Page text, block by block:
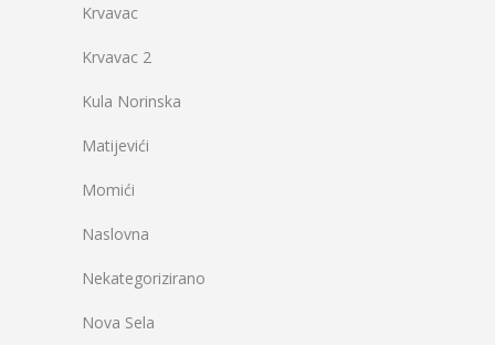
Krvavac
Krvavac 2
Kula Norinska
Matijevići
Momići
Naslovna
Nekategorizirano
Nova Sela